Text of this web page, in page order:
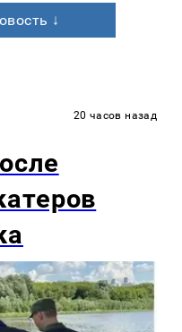
↓
20 часов назад